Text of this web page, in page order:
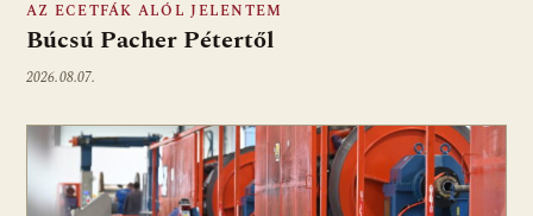
AZ ECETFÁK ALÓL JELENTEM
Búcsú Pacher Pétertől
2026.08.07.